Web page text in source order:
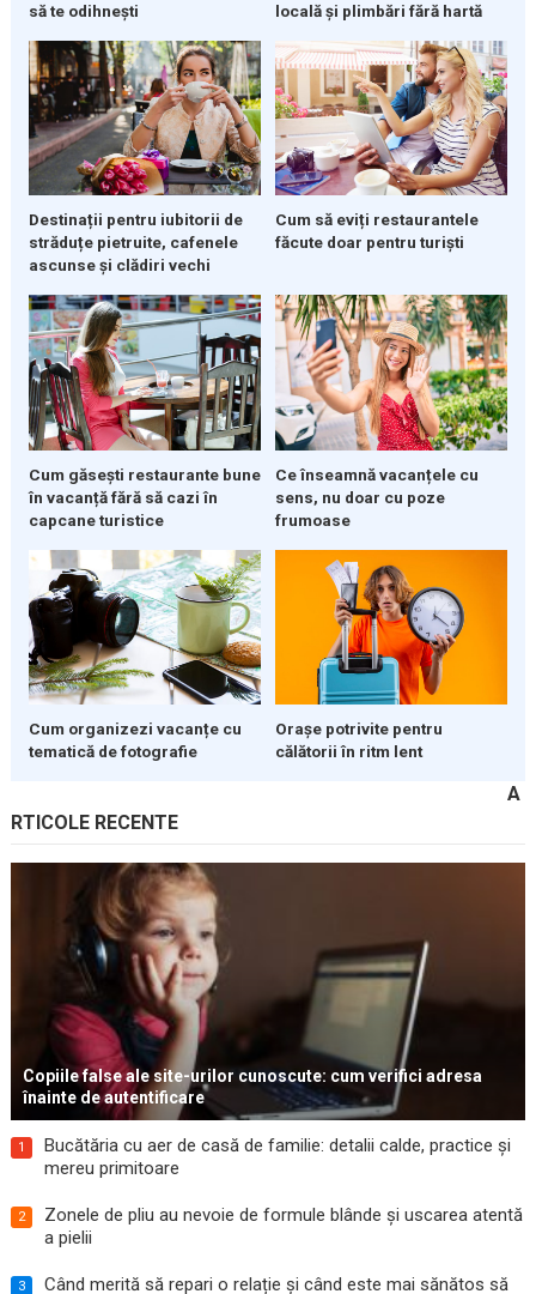
să te odihnești
locală și plimbări fără hartă
Destinații pentru iubitorii de
străduțe pietruite, cafenele
ascunse și clădiri vechi
Cum să eviți restaurantele
făcute doar pentru turiști
Cum găsești restaurante bune
în vacanță fără să cazi în
capcane turistice
Ce înseamnă vacanțele cu
sens, nu doar cu poze
frumoase
Cum organizezi vacanțe cu
tematică de fotografie
Orașe potrivite pentru
călătorii în ritm lent
A
RTICOLE RECENTE
Copiile false ale site-urilor cunoscute: cum verifici adresa
înainte de autentificare
1
Bucătăria cu aer de casă de familie: detalii calde, practice și
mereu primitoare
2
Zonele de pliu au nevoie de formule blânde și uscarea atentă
a pielii
3 Când merită să repari o relație și când este mai sănătos să